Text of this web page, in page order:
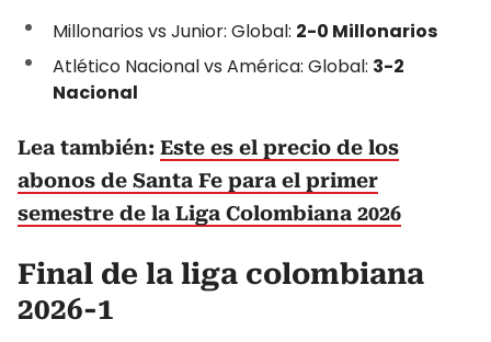
Millonarios vs Junior: Global: 2-0 Millonarios
Atlético Nacional vs América: Global: 3-2
Nacional
Lea también: Este es el precio de los
abonos de Santa Fe para el primer
semestre de la Liga Colombiana 2026
Final de la liga colombiana
2026-1